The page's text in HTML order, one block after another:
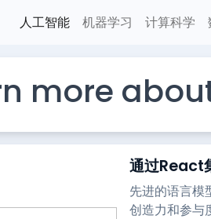
人工智能 机器学习 计算科学
more
通过React
先进的语言模
创造力和参与